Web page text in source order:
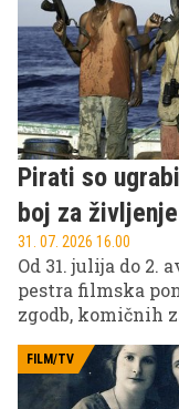
Pirati so
boj za življenje
31. 07. 2026 16.00
Od 31. julija do 2.
pestra filmska
zgodb, komičnih
FILM/TV